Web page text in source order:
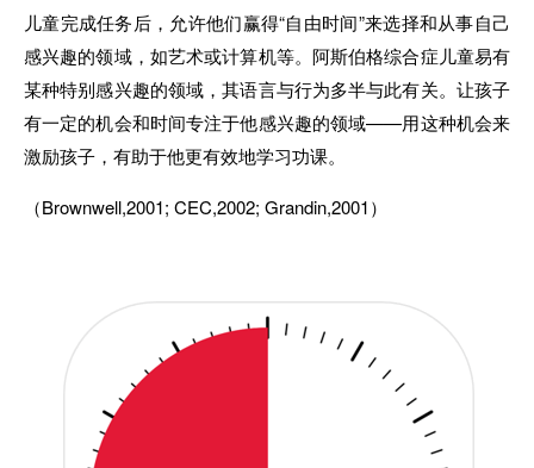
儿童完成任务后，允许他们赢得“自由时间”来选择和从事自己
感兴趣的领域，如艺术或计算机等。阿斯伯格综合症儿童易有
某种特别感兴趣的领域，其语言与行为多半与此有关。让孩子
有一定的机会和时间专注于他感兴趣的领域——用这种机会来
激励孩子，有助于他更有效地学习功课。
（Brownwell,2001; CEC,2002; Grandin,2001）